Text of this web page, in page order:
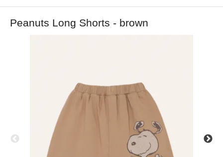
Peanuts Long Shorts - brown